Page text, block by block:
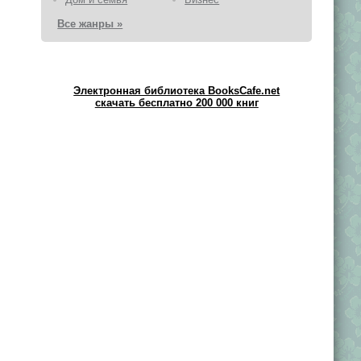
Все жанры »
Электронная библиотека BooksCafe.net
скачать бесплатно 200 000 книг